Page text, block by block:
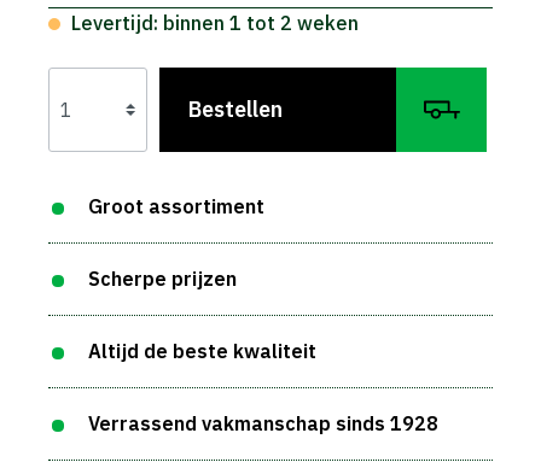
Levertijd: binnen 1 tot 2 weken
Bestellen
Groot assortiment
Scherpe prijzen
Altijd de beste kwaliteit
Verrassend vakmanschap sinds 1928